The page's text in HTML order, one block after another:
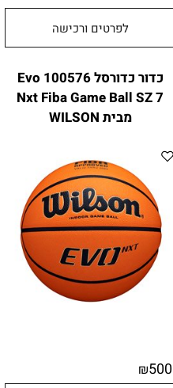
לפרטים ורכישה
כדור כדורסל 100576 Evo
Nxt Fiba Game Ball SZ 7
מבית WILSON
₪500